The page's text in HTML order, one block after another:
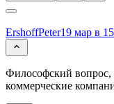
ErshoffPeter19 мар в
Философский вопрос,
коммерческие